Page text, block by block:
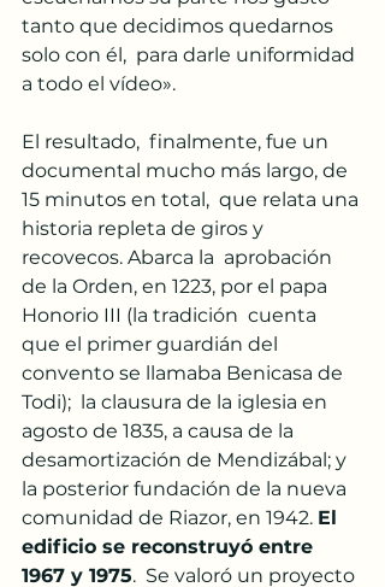
tanto que decidimos quedarnos
solo con él,  para darle uniformidad
a todo el vídeo».
El resultado,  finalmente, fue un
documental mucho más largo, de
15 minutos en total,  que relata una
historia repleta de giros y
recovecos. Abarca la  aprobación
de la Orden, en 1223, por el papa
Honorio III (la tradición  cuenta
que el primer guardián del
convento se llamaba Benicasa de
Todi);  la clausura de la iglesia en
agosto de 1835, a causa de la
desamortización de Mendizábal; y
la posterior fundación de la nueva
comunidad de Riazor, en 1942. El
edificio se reconstruyó entre
1967 y 1975.  Se valoró un proyecto